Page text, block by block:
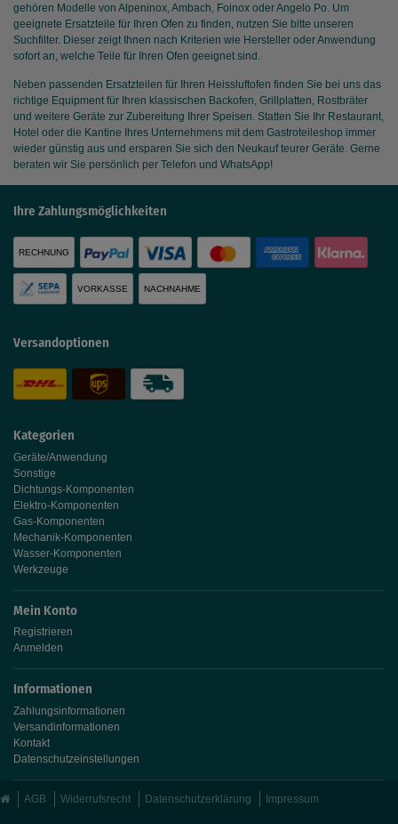
gehören Modelle von Alpeninox, Ambach, Foinox oder Angelo Po. Um
geeignete Ersatzteile für Ihren Ofen zu finden, nutzen Sie bitte unseren
Suchfilter. Dieser zeigt Ihnen nach Kriterien wie Hersteller oder Anwendung
sofort an, welche Teile für Ihren Ofen geeignet sind.
Neben passenden Ersatzteilen für Ihren Heissluftofen finden Sie bei uns das
richtige Equipment für Ihren klassischen Backofen, Grillplatten, Rostbräter
und weitere Geräte zur Zubereitung Ihrer Speisen. Statten Sie Ihr Restaurant,
Hotel oder die Kantine Ihres Unternehmens mit dem Gastroteileshop immer
wieder günstig aus und ersparen Sie sich den Neukauf teurer Geräte. Gerne
beraten wir Sie persönlich per Telefon und WhatsApp!
Kategorien
Geräte/Anwendung
Sonstige
Dichtungs-Komponenten
Elektro-Komponenten
Gas-Komponenten
Mechanik-Komponenten
Wasser-Komponenten
Werkzeuge
Mein Konto
Registrieren
Anmelden
Informationen
Zahlungsinformationen
Versandinformationen
Kontakt
Datenschutzeinstellungen
Ihre Zahlungsmöglichkeiten
RECHNUNG
VORKASSE NACHNAHME
Versandoptionen
AGB Widerrufsrecht Datenschutzerklärung Impressum